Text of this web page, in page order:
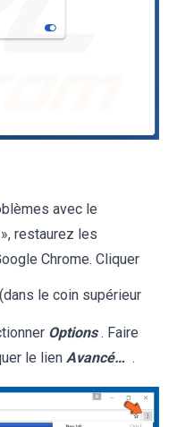
avec le
restaurez les
Chrome. Cliquer
(dans le coin supérieur
Options . Faire
le lien Avancé… .